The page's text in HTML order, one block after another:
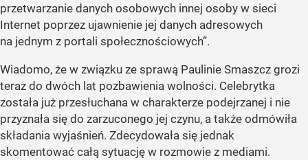
przetwarzanie danych osobowych innej osoby w sieci
Internet poprzez ujawnienie jej danych adresowych
na jednym z portali społecznościowych”.
Wiadomo, że w związku ze sprawą Paulinie Smaszcz grozi
teraz do dwóch lat pozbawienia wolności. Celebrytka
została już przesłuchana w charakterze podejrzanej i nie
przyznała się do zarzuconego jej czynu, a także odmówiła
składania wyjaśnień. Zdecydowała się jednak
skomentować całą sytuację w rozmowie z mediami.